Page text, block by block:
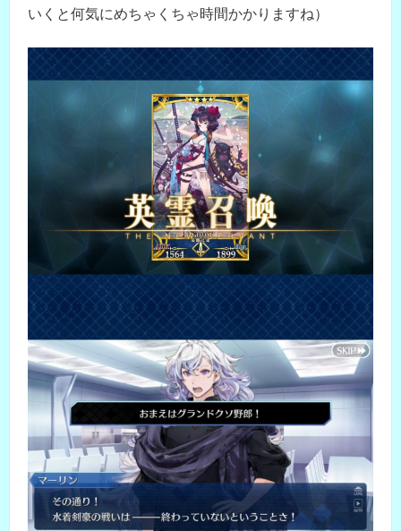
いくと何気にめちゃくちゃ時間かかりますね）